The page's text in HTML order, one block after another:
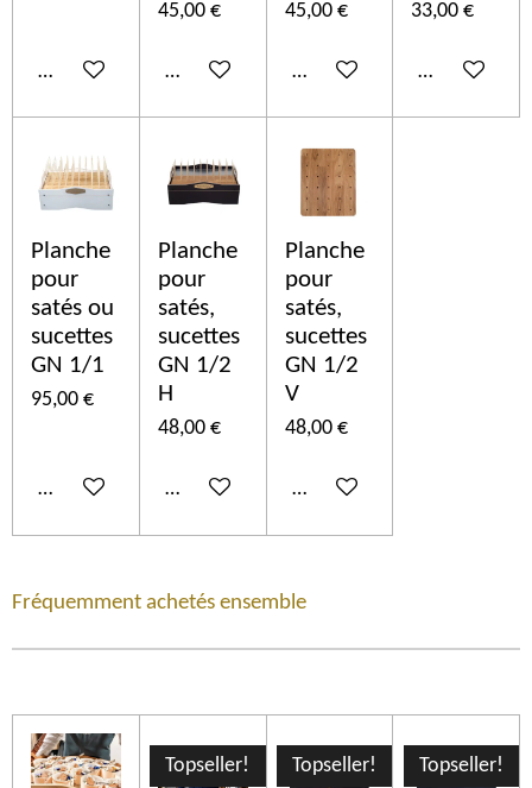
In den Warenkorb
45,00 €
In den Warenkorb
45,00 €
In den Warenkorb
33,00 €
In den
Planche
pour
satés ou
sucettes
GN 1/1
95,00 €
In den Warenkorb
Planche
pour
satés,
sucettes
GN 1/2
H
48,00 €
In den Warenkorb
Planche
pour
satés,
sucettes
GN 1/2
V
48,00 €
In den Warenkorb
Fréquemment achetés ensemble
Topseller! Topseller! Topseller!